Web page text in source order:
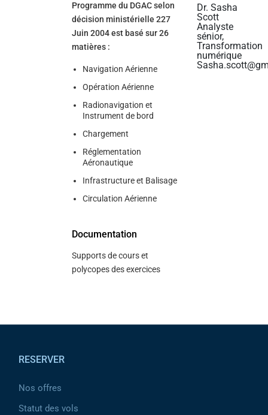
Programme du DGAC selon
décision ministérielle 227
Juin 2004 est basé sur 26
matières :
Navigation Aérienne
Opération Aérienne
Radionavigation et
Instrument de bord
Chargement
Réglementation
Aéronautique
Infrastructure et Balisage
Circulation Aérienne
Documentation
Supports de cours et
polycopes des exercices
Dr. Sasha
Scott
Analyste
sénior,
Transformation
numérique
RESERVER
Nos offres
Statut des vols